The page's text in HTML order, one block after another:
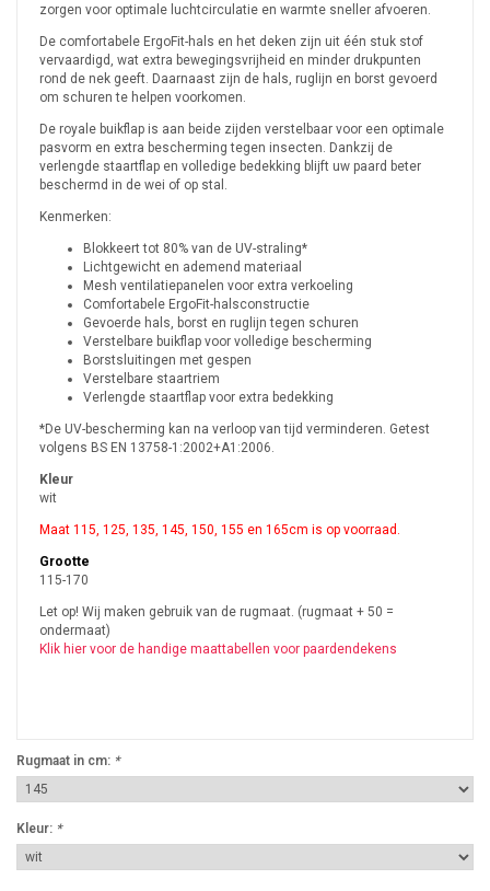
zorgen voor optimale luchtcirculatie en warmte sneller afvoeren.
De comfortabele ErgoFit-hals en het deken zijn uit één stuk stof
vervaardigd, wat extra bewegingsvrijheid en minder drukpunten
rond de nek geeft. Daarnaast zijn de hals, ruglijn en borst gevoerd
om schuren te helpen voorkomen.
De royale buikflap is aan beide zijden verstelbaar voor een optimale
pasvorm en extra bescherming tegen insecten. Dankzij de
verlengde staartflap en volledige bedekking blijft uw paard beter
beschermd in de wei of op stal.
Kenmerken:
Blokkeert tot 80% van de UV-straling*
Lichtgewicht en ademend materiaal
Mesh ventilatiepanelen voor extra verkoeling
Comfortabele ErgoFit-halsconstructie
Gevoerde hals, borst en ruglijn tegen schuren
Verstelbare buikflap voor volledige bescherming
Borstsluitingen met gespen
Verstelbare staartriem
Verlengde staartflap voor extra bedekking
*De UV-bescherming kan na verloop van tijd verminderen. Getest
volgens BS EN 13758-1:2002+A1:2006.
Kleur
wit
Maat 115, 125, 135, 145, 150, 155 en 165cm is op voorraad.
Grootte
115-170
Let op! Wij maken gebruik van de rugmaat. (rugmaat + 50 =
ondermaat)
Klik hier voor de handige maattabellen voor paardendekens
Rugmaat in cm: *
Kleur: *